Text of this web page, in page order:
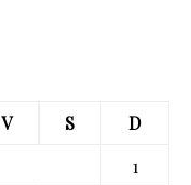
V S
D
1